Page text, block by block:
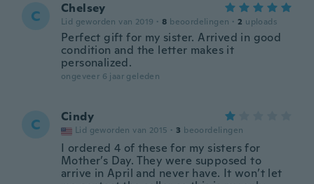
C Chelsey
Lid geworden van 2019 · 8 beoordelingen · 2 uploads
Perfect gift for my sister. Arrived in good
condition and the letter makes it
personalized.
ongeveer 6 jaar geleden
C Cindy
Lid geworden van 2015 · 3 beoordelingen
I ordered 4 of these for my sisters for
Mother’s Day. They were supposed to
arrive in April and never have. It won’t let